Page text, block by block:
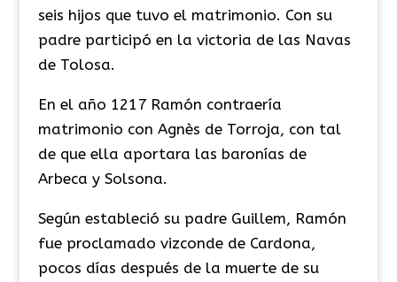
seis hijos que tuvo el matrimonio. Con su
padre participó en la victoria de las Navas
de Tolosa.
En el año 1217 Ramón contraería
matrimonio con Agnès de Torroja, con tal
de que ella aportara las baronías de
Arbeca y Solsona.
Según estableció su padre Guillem, Ramón
fue proclamado vizconde de Cardona,
pocos días después de la muerte de su